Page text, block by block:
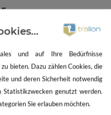
für Privatanwender und
eine benutzerfreundliche
und optimierte
Spielen und
machen.
und auf Ihre Bedürfnisse
bieten. Dazu zählen Cookies, die
und deren Sicherheit notwendig
Statistikzwecken genutzt werden.
Sie erlauben möchten.